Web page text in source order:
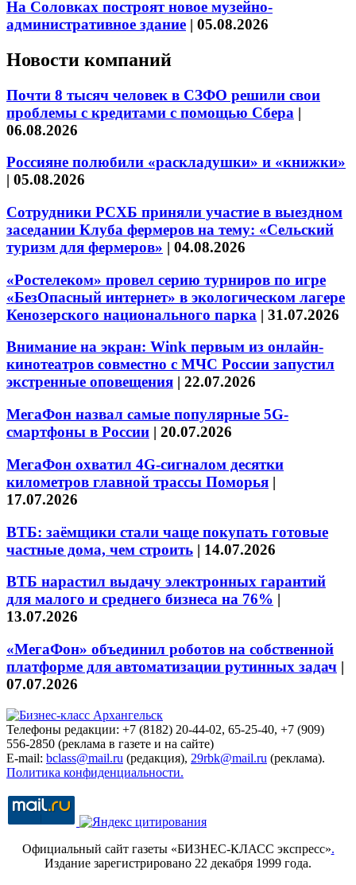
На Соловках построят новое музейно-
административное здание | 05.08.2026
Новости компаний
Почти 8 тысяч человек в СЗФО решили свои
проблемы с кредитами с помощью Сбера |
06.08.2026
Россияне полюбили «раскладушки» и «книжки»
| 05.08.2026
Сотрудники РСХБ приняли участие в выездном
заседании Клуба фермеров на тему: «Сельский
туризм для фермеров» | 04.08.2026
«Ростелеком» провел серию турниров по игре
«БезОпасный интернет» в экологическом лагере
Кенозерского национального парка | 31.07.2026
Внимание на экран: Wink первым из онлайн-
кинотеатров совместно с МЧС России запустил
экстренные оповещения | 22.07.2026
МегаФон назвал самые популярные 5G-
смартфоны в России | 20.07.2026
МегаФон охватил 4G-сигналом десятки
километров главной трассы Поморья |
17.07.2026
ВТБ: заёмщики стали чаще покупать готовые
частные дома, чем строить | 14.07.2026
ВТБ нарастил выдачу электронных гарантий
для малого и среднего бизнеса на 76% |
13.07.2026
«МегаФон» объединил роботов на собственной
платформе для автоматизации рутинных задач |
07.07.2026
Телефоны редакции: +7 (8182) 20-44-02, 65-25-40, +7 (909)
556-2850 (реклама в газете и на сайте)
E-mail: bclass@mail.ru (редакция), 29rbk@mail.ru (реклама).
Политика конфиденциальности.
Официальный сайт газеты «БИЗНЕС-КЛАСС экспресс».
Издание зарегистрировано 22 декабря 1999 года.